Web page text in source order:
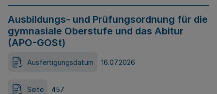
Ausbildungs- und Prüfungsordnung für die
gymnasiale Oberstufe und das Abitur
(APO-GOSt)
Ausfertigungsdatum 16.07.2026
Seite 457